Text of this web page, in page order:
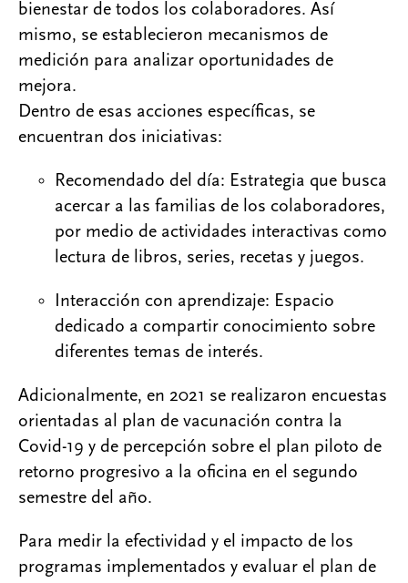
bienestar de todos los colaboradores. Así
mismo, se establecieron mecanismos de
medición para analizar oportunidades de
mejora.
Dentro de esas acciones específicas, se
encuentran dos iniciativas:
Recomendado del día: Estrategia que busca
acercar a las familias de los colaboradores,
por medio de actividades interactivas como
lectura de libros, series, recetas y juegos.
Interacción con aprendizaje: Espacio
dedicado a compartir conocimiento sobre
diferentes temas de interés.
Adicionalmente, en 2021 se realizaron encuestas
orientadas al plan de vacunación contra la
Covid-19 y de percepción sobre el plan piloto de
retorno progresivo a la oficina en el segundo
semestre del año.
Para medir la efectividad y el impacto de los
programas implementados y evaluar el plan de